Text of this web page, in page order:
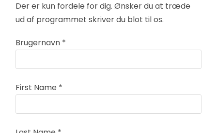
Der er kun fordele for dig. Ønsker du at træde
ud af programmet skriver du blot til os.
Brugernavn *
First Name *